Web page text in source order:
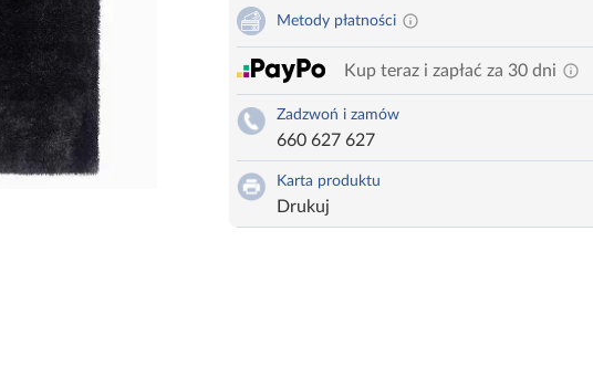
Metody płatności
Kup teraz i zapłać za 30 dni
Zadzwoń i zamów
660 627 627
Karta produktu
Drukuj